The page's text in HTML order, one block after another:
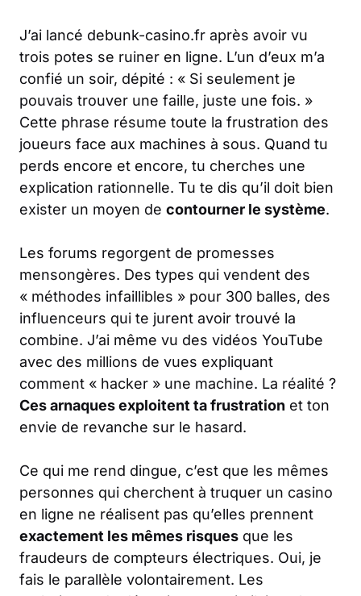
J’ai lancé debunk-casino.fr après avoir vu
trois potes se ruiner en ligne. L’un d’eux m’a
confié un soir, dépité : « Si seulement je
pouvais trouver une faille, juste une fois. »
Cette phrase résume toute la frustration des
joueurs face aux machines à sous. Quand tu
perds encore et encore, tu cherches une
explication rationnelle. Tu te dis qu’il doit bien
exister un moyen de contourner le système.
Les forums regorgent de promesses
mensongères. Des types qui vendent des
« méthodes infaillibles » pour 300 balles, des
influenceurs qui te jurent avoir trouvé la
combine. J’ai même vu des vidéos YouTube
avec des millions de vues expliquant
comment « hacker » une machine. La réalité ?
Ces arnaques exploitent ta frustration et ton
envie de revanche sur le hasard.
Ce qui me rend dingue, c’est que les mêmes
personnes qui cherchent à truquer un casino
en ligne ne réalisent pas qu’elles prennent
exactement les mêmes risques que les
fraudeurs de compteurs électriques. Oui, je
fais le parallèle volontairement. Les